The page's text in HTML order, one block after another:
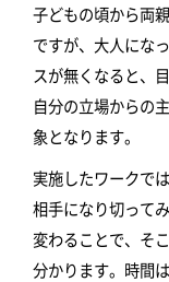
子どもの頃から両
ですが、大人にな
スが無くなると、
自分の立場からの
象となります。
実施したワークで
相手になり切って
変わることで、そ
分かります。時間